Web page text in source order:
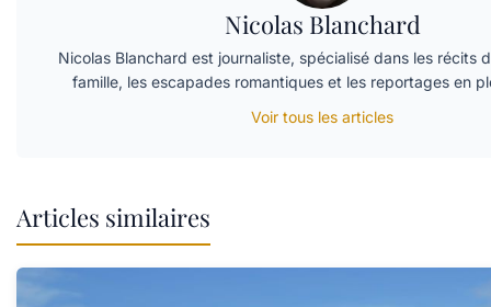
Nicolas Blanchard
Nicolas Blanchard est journaliste, spécialisé dans les récits
famille, les escapades romantiques et les reportages en
Voir tous les articles
Articles similaires